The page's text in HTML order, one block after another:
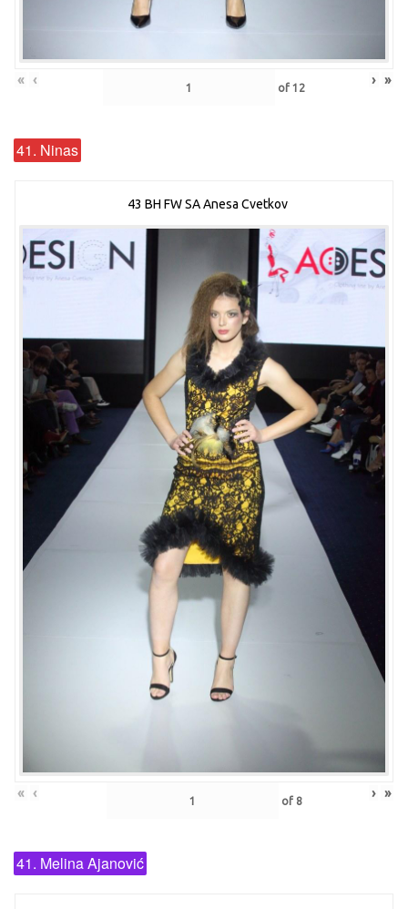
« ‹ of 12 › »
41. Ninas
43 BH FW SA Anesa Cvetkov
« ‹ of 8 › »
41. Melina Ajanović